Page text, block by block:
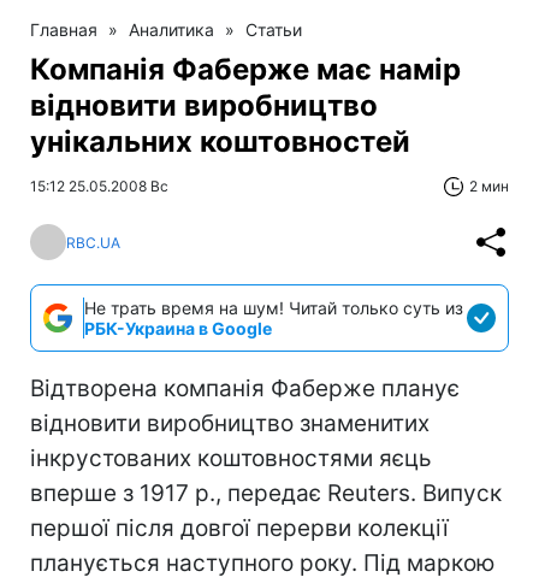
Главная » Аналитика » Статьи
Компанія Фаберже має намір
відновити виробництво
унікальних коштовностей
15:12 25.05.2008 Вс 2 мин
RBC.UA
Не трать время на шум! Читай только суть из
РБК-Украина в Google
Відтворена компанія Фаберже планує
відновити виробництво знаменитих
інкрустованих коштовностями яєць
вперше з 1917 р., передає Reuters. Випуск
першої після довгої перерви колекції
планується наступного року. Під маркою